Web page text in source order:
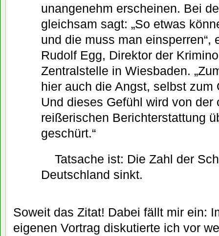
unangenehm erscheinen. Bei
gleichsam sagt: „So etwas
und die muss man einsperren“,
Rudolf Egg, Direktor der
Zentralstelle in Wiesbaden.
hier auch die Angst, selbst zum
Und dieses Gefühl wird von der
reißerischen Berichterstattung
geschürt.“
Tatsache ist: Die Zahl der
Deutschland sinkt.
Soweit das Zitat! Dabei fällt mir ein:
eigenen Vortrag diskutierte ich vor